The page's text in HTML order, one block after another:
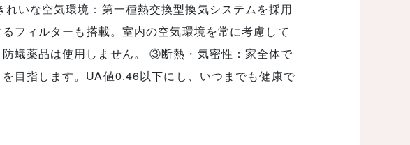
いな空気環境：第一種熱交換型換気システムを採用
フィルターも搭載。室内の空気環境を常に考慮して
蟻薬品は使用しません。 ③断熱・気密性：家全体で
目指します。UA値0.46以下にし、いつまでも健康で